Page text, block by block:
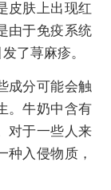
皮肤上出现红
由于免疫系统
了荨麻疹。
分可能会触
。牛奶中含有
对于一些人来
种入侵物质，